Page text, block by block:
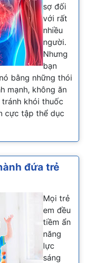
sợ đối
với rất
nhiều
người.
Nhưng
bạn
bằng những thói
mạnh, không ăn
tránh khói thuốc
cực tập thể dục
đứa trẻ
Mọi trẻ
em đều
tiềm ẩn
năng
lực
sáng